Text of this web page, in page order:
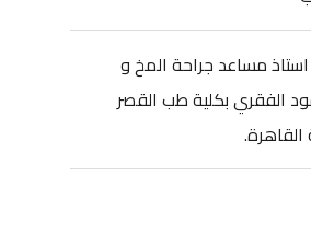
استاذ مساعد جراحة المخ و
الفقري بكلية طب القصر